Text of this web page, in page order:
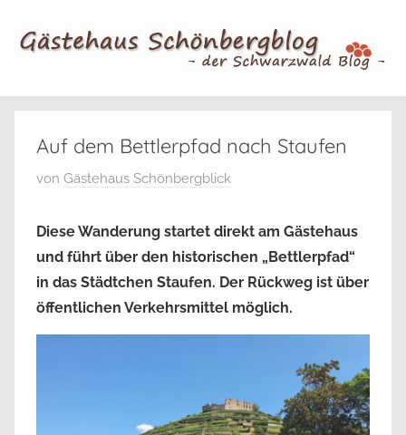
Inhalt
Schönbergblog
BlogAuf dem Bettlerpfad nach Staufen
V
r
f
von Gästehaus Schönbergblick
Diese Wanderung startet direkt am Gästehaus
und führt über den historischen „Bettlerpfad“
in das Städtchen Staufen. Der Rückweg ist über
öffentlichen Verkehrsmittel möglich.